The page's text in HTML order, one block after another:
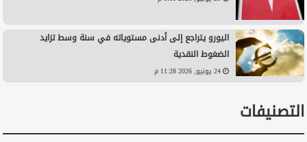
اليورو يتراجع إلى أدنى مستوياته في سنة وسط تزايد
الضغوط النقدية
24 يونيو, 2026 11:28 م
التصنيفات